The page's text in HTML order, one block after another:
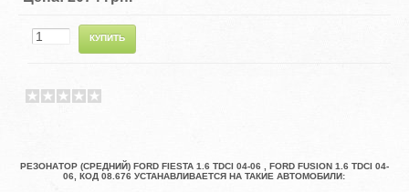
РЕЗОНАТОР (СРЕДНИЙ) FORD FIESTA 1.6 TDCI 04-06 , FORD FUSION 1.6 TDCI 04-
06, КОД 08.676 УСТАНАВЛИВАЕТСЯ НА ТАКИЕ АВТОМОБИЛИ: